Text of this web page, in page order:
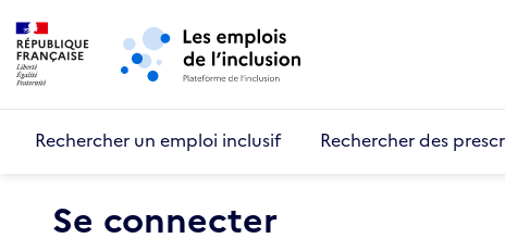
Aller au menu principal
Rechercher un emploi inclusif Rechercher des
Se connecter